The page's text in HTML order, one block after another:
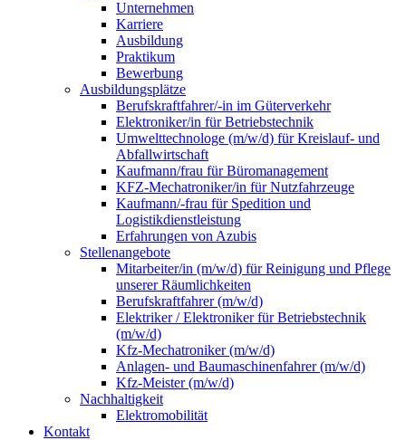
Unternehmen
Karriere
Ausbildung
Praktikum
Bewerbung
Ausbildungsplätze
Berufskraftfahrer/-in im Güterverkehr
Elektroniker/in für Betriebstechnik
Umwelttechnologe (m/w/d) für Kreislauf- und
Abfallwirtschaft
Kaufmann/frau für Büromanagement
KFZ-Mechatroniker/in für Nutzfahrzeuge
Kaufmann/-frau für Spedition und
Logistikdienstleistung
Erfahrungen von Azubis
Stellenangebote
Mitarbeiter/in (m/w/d) für Reinigung und Pflege
unserer Räumlichkeiten
Berufskraftfahrer (m/w/d)
Elektriker / Elektroniker für Betriebstechnik
(m/w/d)
Kfz-Mechatroniker (m/w/d)
Anlagen- und Baumaschinenfahrer (m/w/d)
Kfz-Meister (m/w/d)
Nachhaltigkeit
Elektromobilität
Kontakt